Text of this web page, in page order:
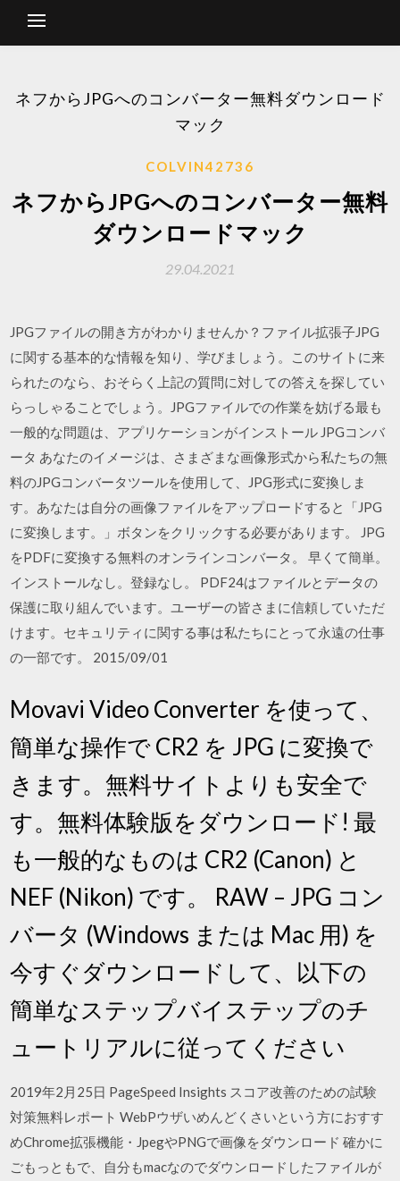
ネフからJPGへのコンバーター無料ダウンロード
マック
COLVIN42736
ネフからJPGへのコンバーター無料
ダウンロードマック
29.04.2021
JPGファイルの開き方がわかりませんか？ファイル拡張子JPG
に関する基本的な情報を知り、学びましょう。このサイトに来
られたのなら、おそらく上記の質問に対しての答えを探してい
らっしゃることでしょう。JPGファイルでの作業を妨げる最も
一般的な問題は、アプリケーションがインストール JPGコンバ
ータ あなたのイメージは、さまざまな画像形式から私たちの無
料のJPGコンバータツールを使用して、JPG形式に変換しま
す。あなたは自分の画像ファイルをアップロードすると「JPG
に変換します。」ボタンをクリックする必要があります。 JPG
をPDFに変換する無料のオンラインコンバータ。 早くて簡単。
インストールなし。登録なし。 PDF24はファイルとデータの
保護に取り組んでいます。ユーザーの皆さまに信頼していただ
けます。セキュリティに関する事は私たちにとって永遠の仕事
の一部です。 2015/09/01
Movavi Video Converter を使って、
簡単な操作で CR2 を JPG に変換で
きます。無料サイトよりも安全で
す。無料体験版をダウンロード! 最
も一般的なものは CR2 (Canon) と
NEF (Nikon) です。 RAW – JPG コン
バータ (Windows または Mac 用) を
今すぐダウンロードして、以下の
簡単なステップバイステップのチ
ュートリアルに従ってください
2019年2月25日 PageSpeed Insights スコア改善のための試験
対策無料レポート WebPウザいめんどくさいという方におすす
めChrome拡張機能・JpegやPNGで画像をダウンロード 確かに
ごもっともで、自分もmacなのでダウンロードしたファイルが